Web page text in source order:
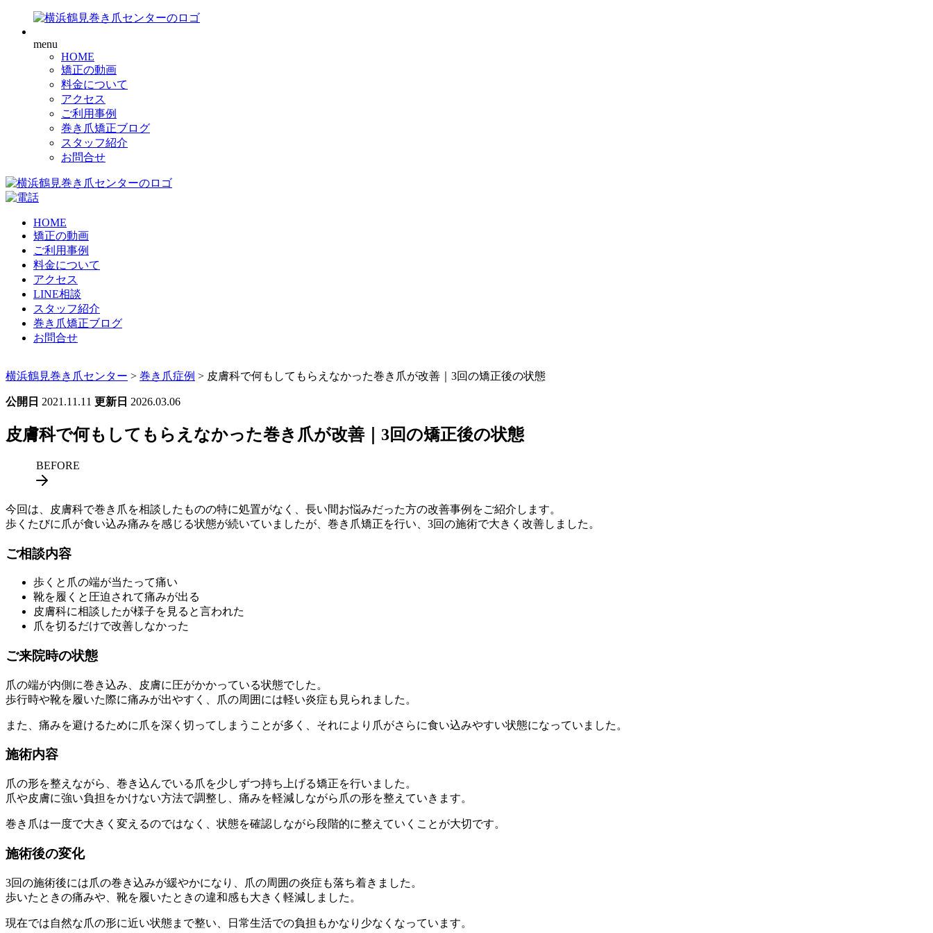
menu
HOME
矯正の動画
料金について
アクセス
ご利用事例
巻き爪矯正ブログ
スタッフ紹介
お問合せ
HOME
矯正の動画
ご利用事例
料金について
アクセス
LINE相談
スタッフ紹介
巻き爪矯正ブログ
お問合せ
横浜鶴見巻き爪センター > 巻き爪症例 > 皮膚科で何もしてもらえなかった巻き爪が改善｜3回の矯正後の状態
公開日 2021.11.11 更新日 2026.03.06
皮膚科で何もしてもらえなかった巻き爪が改善｜3回の矯正後の状態
BEFORE
今回は、皮膚科で巻き爪を相談したものの特に処置がなく、長い間お悩みだった方の改善事例をご紹介します。
歩くたびに爪が食い込み痛みを感じる状態が続いていましたが、巻き爪矯正を行い、3回の施術で大きく改善しました。
ご相談内容
歩くと爪の端が当たって痛い
靴を履くと圧迫されて痛みが出る
皮膚科に相談したが様子を見ると言われた
爪を切るだけで改善しなかった
ご来院時の状態
爪の端が内側に巻き込み、皮膚に圧がかかっている状態でした。
歩行時や靴を履いた際に痛みが出やすく、爪の周囲には軽い炎症も見られました。
また、痛みを避けるために爪を深く切ってしまうことが多く、それにより爪がさらに食い込みやすい状態になっていました。
施術内容
爪の形を整えながら、巻き込んでいる爪を少しずつ持ち上げる矯正を行いました。
爪や皮膚に強い負担をかけない方法で調整し、痛みを軽減しながら爪の形を整えていきます。
巻き爪は一度で大きく変えるのではなく、状態を確認しながら段階的に整えていくことが大切です。
施術後の変化
3回の施術後には爪の巻き込みが緩やかになり、爪の周囲の炎症も落ち着きました。
歩いたときの痛みや、靴を履いたときの違和感も大きく軽減しました。
現在では自然な爪の形に近い状態まで整い、日常生活での負担もかなり少なくなっています。